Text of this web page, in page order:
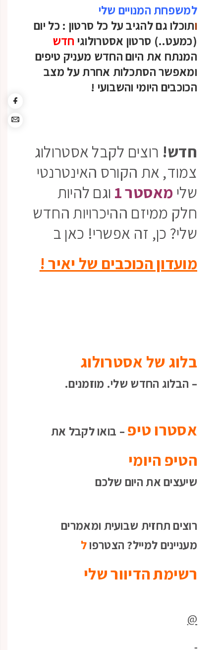
למשפחת המנויים שלי
ותוכלו גם להגיב על כל סרטון : כל יום
(כמעט..) סרטון אסטרולוגי חדש
המנתח את היום החדש מעניק טיפים
ומאפשר הסתכלות אחרת על מצב
הכוכבים היומי והשבועי !
חדש! רוצים לקבל אסטרולוג
צמוד, את הקורס האינטרנטי
שלי מאסטר 1
וגם להיות
חלק ממיזם ההיכרויות החדש
שלי? כן, זה אפשרי! כאן ב
מועדון הכוכבים של יאיר !
בלוג של אסטרולוג
– הבלוג החדש שלי. מוזמנים.
אסטרו טיפ – בואו לקבל את
הטיפ היומי
שיעצים את היום שלכם
רוצים תחזית שבועית ומאמרים
מעניינים למייל? הצטרפול
רשימת הדיוור שלי
@